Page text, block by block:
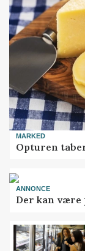
MARKED
Opturen
ANNONCE
Der kan være